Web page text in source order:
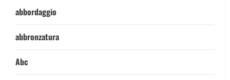
abbordaggio
abbronzatura
Abc